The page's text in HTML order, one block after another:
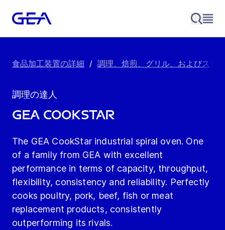
食品加工装置の詳細 / 調理、焙煎、グリル、およびスモ
調理の達人
GEA CookStar
The GEA CookStar industrial spiral oven. One
of a family from GEA with excellent
performance in terms of capacity, throughput,
flexibility, consistency and reliability. Perfectly
cooks poultry, pork, beef, fish or meat
replacement products, consistently
outperforming its rivals.